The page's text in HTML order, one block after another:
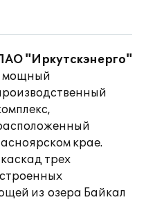
"Иркутскэнерго"
мощный
крае.
трех
из озера Байкал